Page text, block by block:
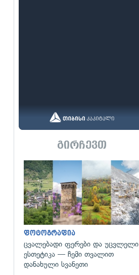
გირჩევთ
ფოტოგრაფია
ცვალებადი ფერები და უცვლელი
ესთეტიკა — ჩემი თვალით
დანახული სვანეთი